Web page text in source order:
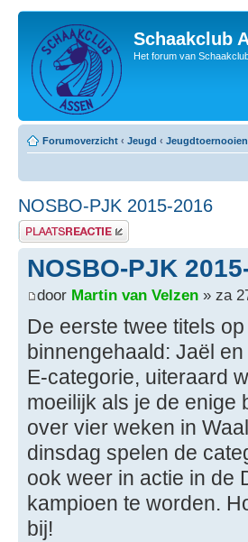
Schaakclub
Het forum van
Forumoverzicht ‹ Jeugd ‹ Jeugdtoernooien
NOSBO-PJK 2015-2016
Plaats een reactie
NOSBO-PJK
door Martin van Velzen » za
De eerste twee titels
binnengehaald: Jaël
E-categorie, uiteraard
moeilijk als je de enige
over vier weken in
dinsdag spelen de
ook weer in actie in de
kampioen te worden.
bij!